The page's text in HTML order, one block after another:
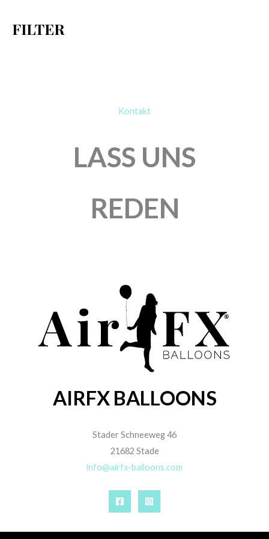
FILTER
Kontakt
LASS UNS
REDEN
AIRFX BALLOONS
Stader Schneeweg 46
21682 Stade
info@airfx-balloons.com